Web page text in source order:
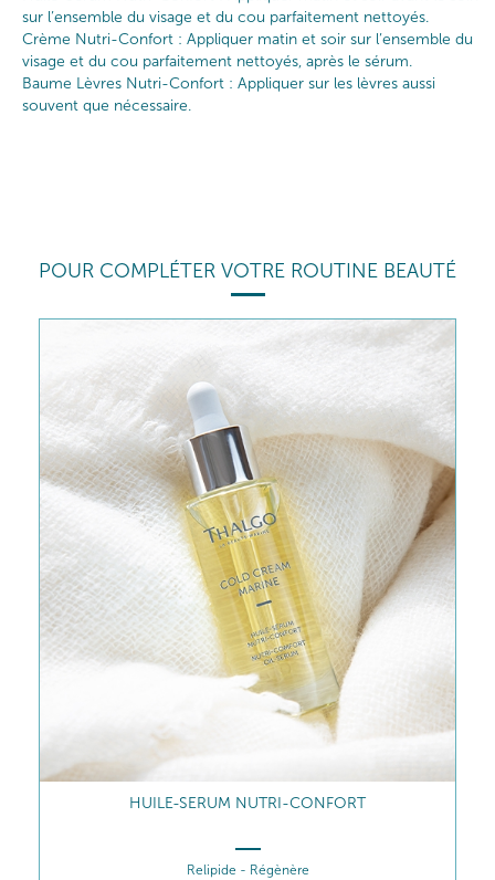
sur l’ensemble du visage et du cou parfaitement nettoyés.
Crème Nutri-Confort : Appliquer matin et soir sur l’ensemble du
visage et du cou parfaitement nettoyés, après le sérum.
Baume Lèvres Nutri-Confort : Appliquer sur les lèvres aussi
souvent que nécessaire.
POUR COMPLÉTER VOTRE ROUTINE BEAUTÉ
CRÈME NUTRI-CONFORT
Relipide 24H – Réconforte